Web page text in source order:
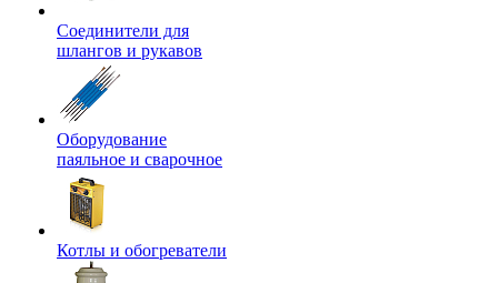
Соединители для
шлангов и рукавов
Оборудование
паяльное и сварочное
Котлы и обогреватели